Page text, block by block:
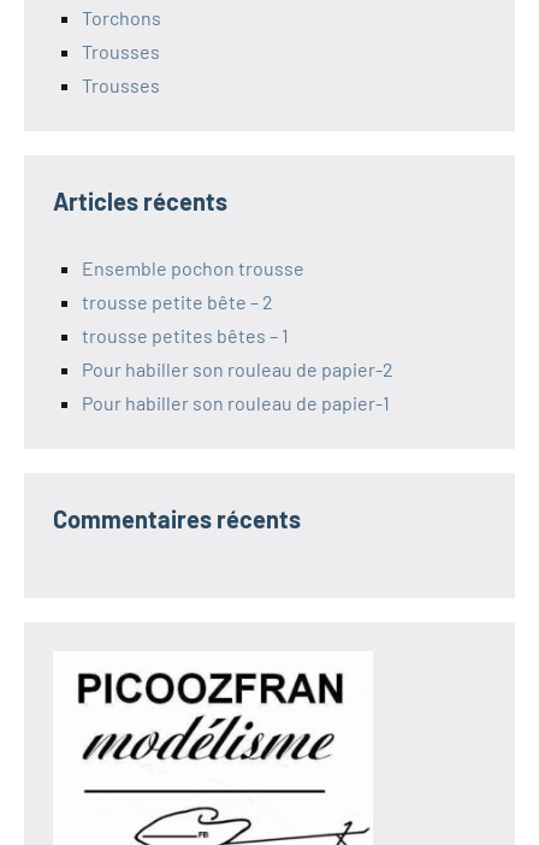
Torchons
Trousses
Trousses
Articles récents
Ensemble pochon trousse
trousse petite bête – 2
trousse petites bêtes – 1
Pour habiller son rouleau de papier-2
Pour habiller son rouleau de papier-1
Commentaires récents